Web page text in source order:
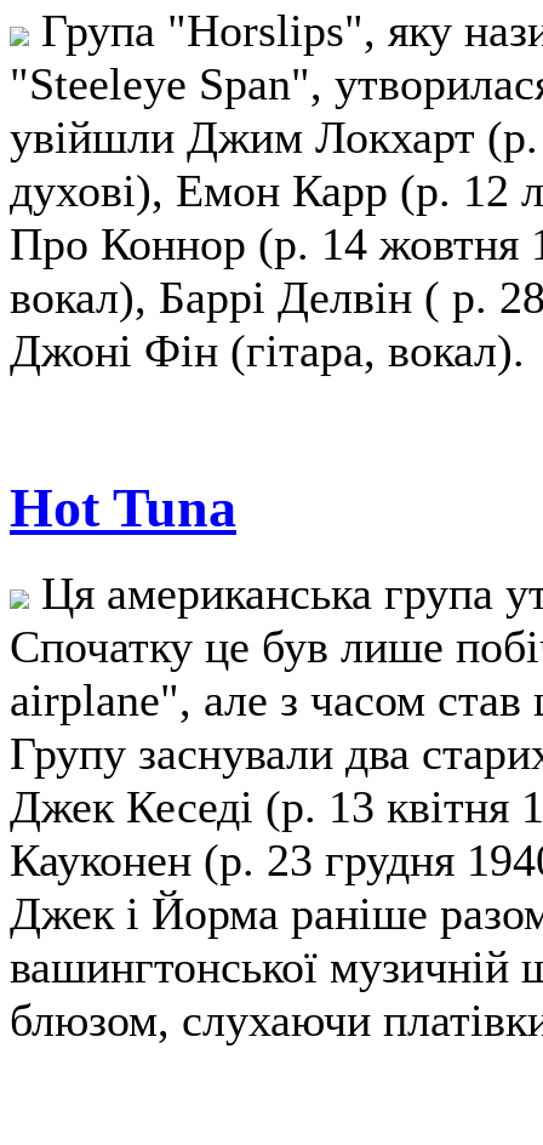
Група "Horslips", яку
"Steeleye Span",
увійшли Джим Локхарт (р.
духові), Емон Карр (р. 12
Про Коннор (р. 14 жовтня
вокал), Баррі Делвін ( р.
Джоні Фін (гітара, вокал).
Hot Tuna
Ця американська група
Спочатку це був лише
airplane", але з часом
Групу заснували два
Джек Кеседі (р. 13
Кауконен (р. 23 грудня
Джек і Йорма раніше
вашингтонської музичній
блюзом, слухаючи